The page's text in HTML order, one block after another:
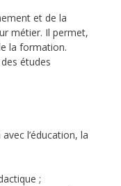
et de la
métier. Il permet,
la formation.
études
l’éducation, la
;